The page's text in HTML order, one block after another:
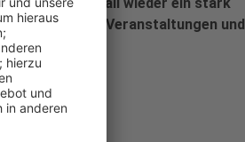
weniger Veranstaltungen und